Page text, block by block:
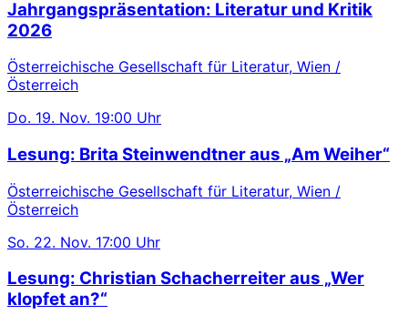
Jahrgangspräsentation: Literatur und Kritik
2026
Österreichische Gesellschaft für Literatur, Wien /
Österreich
Do. 19. Nov. 19:00 Uhr
Lesung: Brita Steinwendtner aus „Am Weiher“
Österreichische Gesellschaft für Literatur, Wien /
Österreich
So. 22. Nov. 17:00 Uhr
Lesung: Christian Schacherreiter aus „Wer
klopfet an?“